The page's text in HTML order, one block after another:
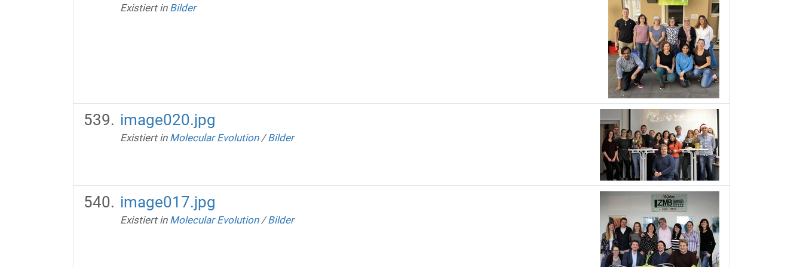
Existiert in Bilder
image020.jpg
Existiert in Molecular Evolution /Bilder
image017.jpg
Existiert in Molecular Evolution /Bilder